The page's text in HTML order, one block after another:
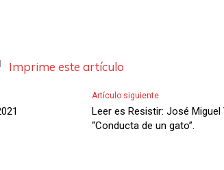
Imprime este artículo
Artículo siguiente
Leer es Resistir: José
“Conducta de un gato”.